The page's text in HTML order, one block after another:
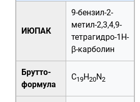
ИЮПАК
9-бензил-2-
метил-2,3,4,9-
тетрагидро-1H-
β-карболин
Брутто-
формула
C19H20N2